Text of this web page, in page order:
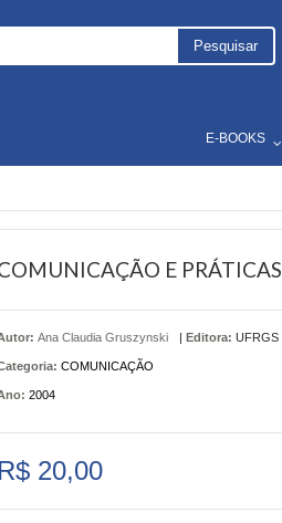
Pesquisar
E-BOOKS
E
Ana Claudia Gruszynski | Editora: UFRGS
COMUNICAÇÃO
2004
R$ 20,00